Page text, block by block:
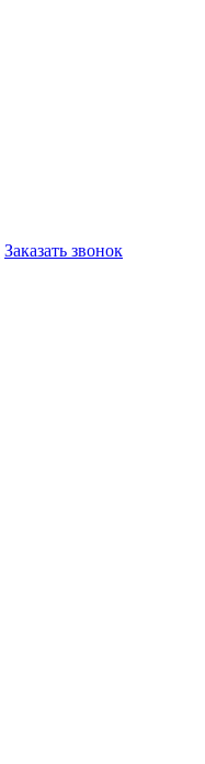
Заказать звонок